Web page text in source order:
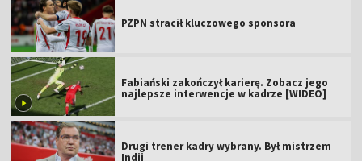
PZPN stracił kluczowego sponsora
Fabiański zakończył karierę. Zobacz jego
najlepsze interwencje w kadrze [WIDEO]
Drugi trener kadry wybrany. Był mistrzem
Indii